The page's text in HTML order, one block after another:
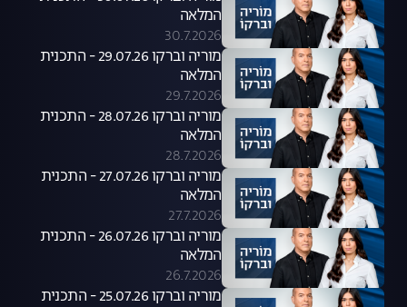
המלאה
30.7.2026
מוריה וברקו 29.07.26 - התכנית
המלאה
29.7.2026
מוריה וברקו 28.07.26 - התכנית
המלאה
28.7.2026
מוריה וברקו 27.07.26 - התכנית
המלאה
27.7.2026
מוריה וברקו 26.07.26 - התכנית
המלאה
26.7.2026
מוריה וברקו 25.07.26 - התכנית